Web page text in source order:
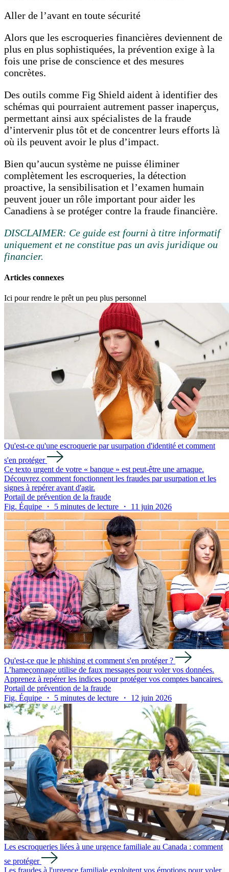
Aller de l’avant en toute sécurité
Alors que les escroqueries financières deviennent de
plus en plus sophistiquées, la prévention exige à la
fois une prise de conscience et des mesures
concrètes.
Des outils comme Fig Shield aident à identifier des
schémas qui pourraient autrement passer inaperçus,
permettant ainsi aux spécialistes de la fraude
d’intervenir plus tôt et de concentrer leurs efforts là
où ils peuvent avoir le plus d’impact.
Bien qu’aucun système ne puisse éliminer
complètement les escroqueries, la détection
proactive, la sensibilisation et l’examen humain
peuvent jouer un rôle important pour aider les
Canadiens à se protéger contre la fraude financière.
DISCLAIMER: Ce guide est fourni à titre informatif
uniquement et ne constitue pas un avis juridique ou
financier.
Articles connexes
Ici pour rendre le prêt un peu plus personnel
Qu'est-ce qu'une escroquerie par usurpation d'identité et comment
s'en protéger
Ce texto urgent de votre « banque » est peut-être une arnaque.
Découvrez comment fonctionnent les fraudes par usurpation et les
signes à repérer avant d'agir.
Portail de prévention de la fraude
Fig. Équipe ・ 5 minutes de lecture ・ 11 juin 2026
Qu'est-ce que le phishing et comment s'en protéger ?
L’hameçonnage utilise de faux messages pour voler vos données.
Apprenez à repérer les indices pour protéger vos comptes bancaires.
Portail de prévention de la fraude
Fig. Équipe ・ 5 minutes de lecture ・ 12 juin 2026
Les escroqueries liées à une urgence familiale au Canada : comment
se protéger
Les fraudes à l'urgence familiale exploitent vos émotions pour voler